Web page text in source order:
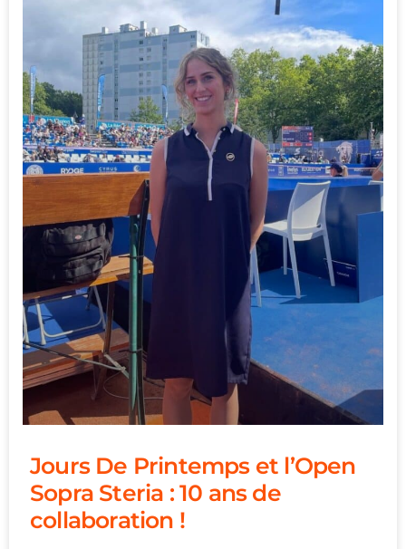
Jours De Printemps et l’Open
Sopra Steria : 10 ans de
collaboration !